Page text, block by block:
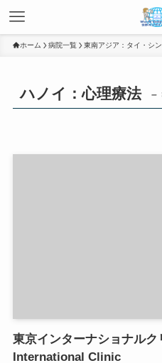
ホーム 病院一覧 東南アジア：タイ・シ
ハノイ：心理療法 –
東京インターナショナル
International Clinic